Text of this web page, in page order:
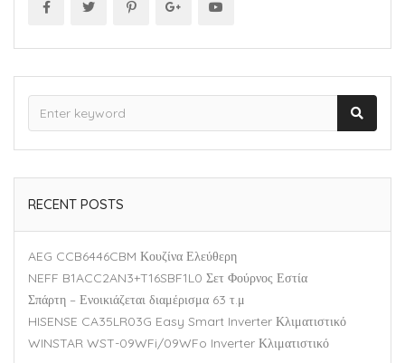
RECENT POSTS
AEG CCB6446CBM Κουζίνα Ελεύθερη
NEFF B1ACC2AN3+T16SBF1L0 Σετ Φούρνος Εστία
Σπάρτη – Ενοικιάζεται διαμέρισμα 63 τ.μ
HISENSE CA35LR03G Easy Smart Inverter Κλιματιστικό
WINSTAR WST-09WFi/09WFo Inverter Κλιματιστικό